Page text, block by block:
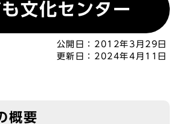
文化センター
公開日： 2012年3月29日
更新日： 2024年4月11日
概要